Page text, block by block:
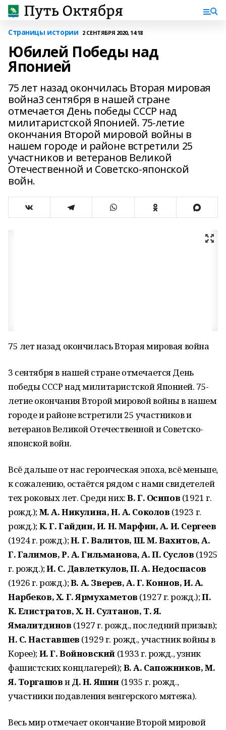
Страницы истории 2 СЕНТЯБРЯ 2020, 14:18
Юбилей Победы над
Японией
75 лет назад окончилась Вторая мировая
война3 сентября в нашей стране
отмечается День победы СССР над
милитаристской Японией. 75-летие
окончания Второй мировой войны в
нашем городе и районе встретили 25
участников и ветеранов Великой
Отечественной и Советско-японской
войн.
75 лет назад окончилась Вторая мировая война
3 сентября в нашей стране отмечается День
победы СССР над милитаристской Японией. 75-
летие окончания Второй мировой войны в нашем
городе и районе встретили 25 участников и
ветеранов Великой Отечественной и Советско-
японской войн.
Всё дальше от нас героическая эпоха, всё меньше,
к сожалению, остаётся рядом с нами свидетелей
тех роковых лет. Среди них:В. Г. Осипов (1921 г.
рожд.);М. А. Никулина, Н. А. Соколов (1923 г.
рожд.);К. Г. Гайдин, И. Н. Марфин, А. И. Сергеев
(1924 г. рожд.);Н. Г. Валитов, Ш. М. Вахитов, А.
Г. Галимов, Р. А. Гильманова, А. П. Суслов (1925
г. рожд.);И. С. Давлеткулов, П. А. Недоспасов
(1926 г. рожд.);В. А. Зверев, А. Г. Коннов, И. А.
Нарбеков, Х. Г. Ярмухаметов (1927 г. рожд.);П.
К. Елистратов, Х. Н. Султанов, Т. Я.
Ямалитдинов (1927 г. рожд., последний призыв);
Н. С. Наставшев (1929 г. рожд., участник войны в
Корее);И. Г. Войновский(1933 г. рожд., узник
фашистских концлагерей);В. А. Сапожников, М.
Я. ТоргашовиД. Н. Яшин(1935 г. рожд.,
участники подавления венгерского мятежа).
Весь мир отмечает окончание Второй мировой